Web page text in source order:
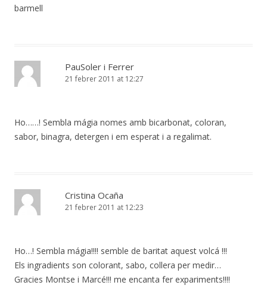
barmell
PauSoler i Ferrer
21 febrer 2011 at 12:27
Ho……! Sembla mágia nomes amb bicarbonat, coloran,
sabor, binagra, detergen i em esperat i a regalimat.
Cristina Ocaña
21 febrer 2011 at 12:23
Ho…! Sembla mágia!!!! semble de baritat aquest volcá !!!
Els ingradients son colorant, sabo, collera per medir…
Gracies Montse i Marcé!!! me encanta fer expariments!!!!